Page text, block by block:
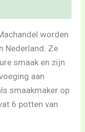
worden
Nederland. Ze
smaak en zijn
aan
smaakmaker op
6 potten van